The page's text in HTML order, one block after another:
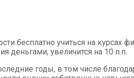
бесплатно учиться на
деньгами, увеличится на 10 п.п.
годы, в том числе